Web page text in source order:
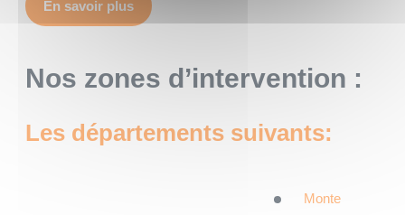
En savoir plus
Nos zones d’intervention :
Les départements suivants:
Monte